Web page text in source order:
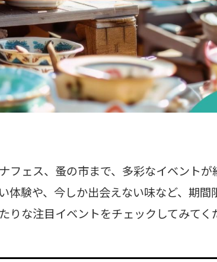
フェス、蚤の市まで、多彩なイベントが
体験や、今しか出会えない味など、期間
りな注目イベントをチェックしてみてく